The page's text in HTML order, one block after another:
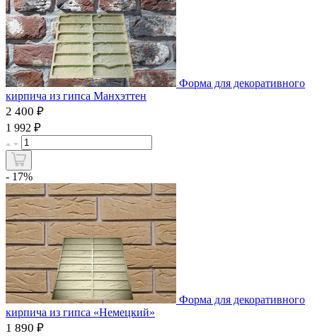
Форма для декоративного
кирпича из гипса Манхэттен
2 400 ₽
1 992 ₽
- 17%
Форма для декоративного
кирпича из гипса «Немецкий»
1 890 ₽